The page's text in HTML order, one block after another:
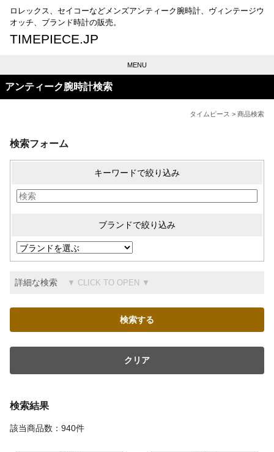
ロレックス、セイコーなどメンズアンティーク腕時計、ヴィンテージウ
オッチ、ブランド時計の販売。
TIMEPIECE.JP
MENU
アンティーク腕時計検索
タイムピース > 商品検索
検索フォーム
キーワードで絞り込み
ブランドで絞り込み
詳細な検索
クリア
検索結果
該当商品数：940件